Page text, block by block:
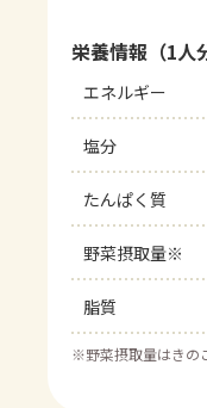
栄養情報（1人
エネルギー
塩分
たんぱく質
野菜摂取量※
脂質
※野菜摂取量はきの